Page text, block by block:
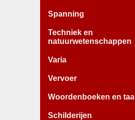
Spanning
Techniek en
natuurwetenschappen
Varia
Vervoer
Woordenboeken en taal
Schilderijen